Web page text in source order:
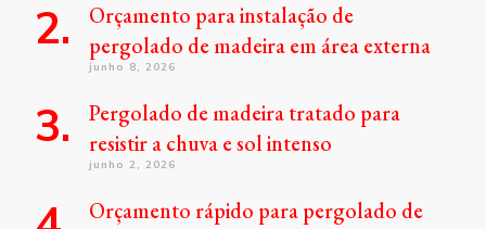
Orçamento para instalação de
pergolado de madeira em área externa
junho 8, 2026
Pergolado de madeira tratado para
resistir a chuva e sol intenso
junho 2, 2026
Orçamento rápido para pergolado de